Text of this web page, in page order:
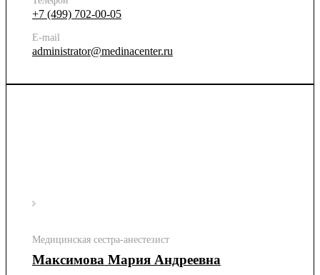
+7 (499) 702-00-05
E-mail
administrator@medinacenter.ru
Медицинская сестра-анестезист
Максимова Мария Андреевна